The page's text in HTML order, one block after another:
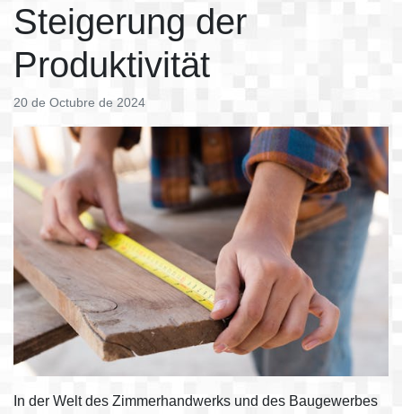
Steigerung der
Produktivität
20 de Octubre de 2024
In der Welt des Zimmerhandwerks und des Baugewerbes